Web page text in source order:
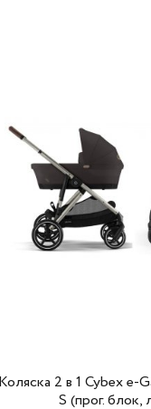
Коляска 2 в 1 Cybex e-
S (прог. блок,